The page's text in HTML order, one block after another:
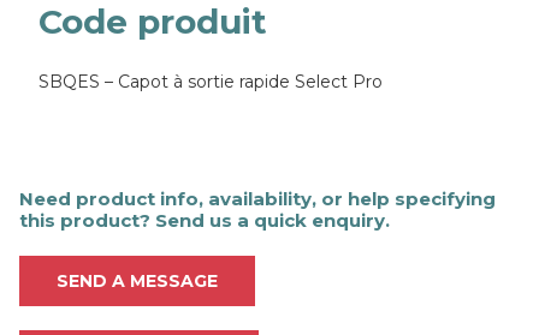
Code produit
SBQES – Capot à sortie rapide Select Pro
Need product info, availability, or help specifying
this product? Send us a quick enquiry.
SEND A MESSAGE